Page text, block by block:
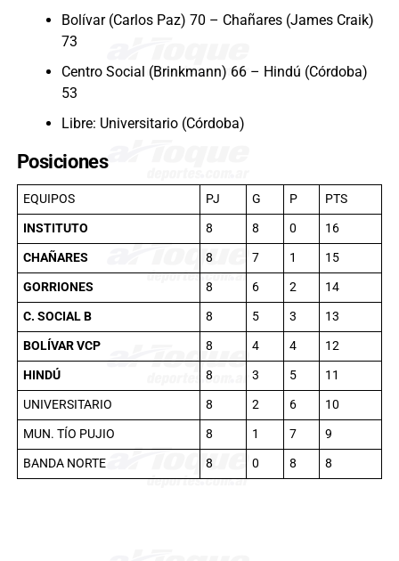
Bolívar (Carlos Paz) 70 – Chañares (James Craik)
73
Centro Social (Brinkmann) 66 – Hindú (Córdoba)
53
Libre: Universitario (Córdoba)
Posiciones
EQUIPOS PJ G P
PTS
INSTITUTO
8 8 0
16
CHAÑARES
8 7 1
15
GORRIONES
8 6 2
14
C. SOCIAL B
8 5 3
13
BOLÍVAR VCP
8 4 4
12
HINDÚ
8 3 5
11
UNIVERSITARIO
8 2 6
10
MUN. TÍO PUJIO
8 1 7
9
BANDA NORTE
8 0 8 8